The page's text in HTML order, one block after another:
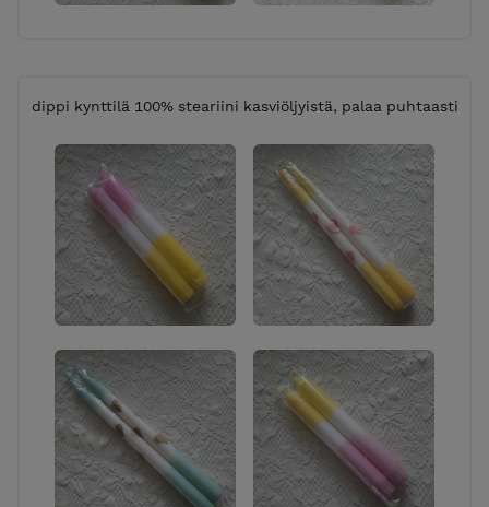
dippi kynttilä 100% steariini kasviöljyistä, palaa puhtaasti